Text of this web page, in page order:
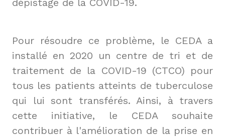
Pour résoudre ce problème, le CEDA a
installé en 2020 un centre de tri et de
traitement de la COVID-19 (CTCO) pour
tous les patients atteints de tuberculose
qui lui sont transférés. Ainsi, à travers
cette initiative, le CEDA souhaite
contribuer à l'amélioration de la prise en